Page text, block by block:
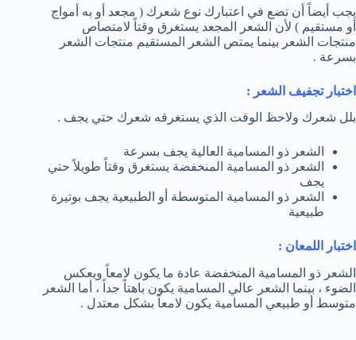
يجب أيضاً أن تضع في اعتبارك نوع شعرك ( مجعد أو به أمواج
أو مستقيم ) لأن الشعر المجعد يستغرق وقتاً لامتصاص
منتجات الشعر بينما يمتص الشعر المستقيم منتجات الشعر
بسرعة .
اختبار تجفيف الشعر :
بلل شعرك ولاحظ الوقت الذي يستغرقه شعرك حتي يجف .
الشعر ذو المسامية العالية يجف بسرعة
الشعر ذو المسامية المنخفضة يستغرق وقتاً طويلاً حتي
يجف
الشعر ذو المسامية المتوسطة أو الطبيعية يجف بوتيرة
طبيعية
اختبار اللمعان :
الشعر ذو المسامية المنخفضة عادة ما يكون لامعاً ويعكس
الضوء ، بينما الشعر عالي المسامية يكون باهتاً جداً ، أما الشعر
متوسط أو طبيعي المسامية يكون لامعاً بشكل معتدل .